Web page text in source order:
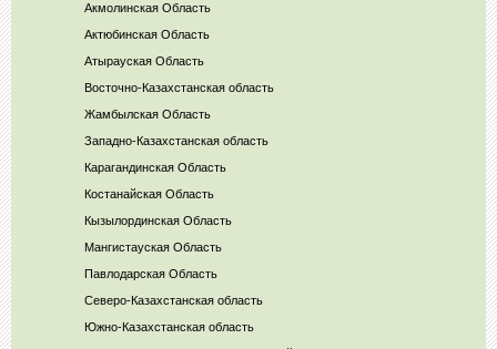
Акмолинская Область
Актюбинская Область
Атырауская Область
Восточно-Казахстанская область
Жамбылская Область
Западно-Казахстанская область
Карагандинская Область
Костанайская Область
Кызылординская Область
Мангистауская Область
Павлодарская Область
Северо-Казахстанская область
Южно-Казахстанская область